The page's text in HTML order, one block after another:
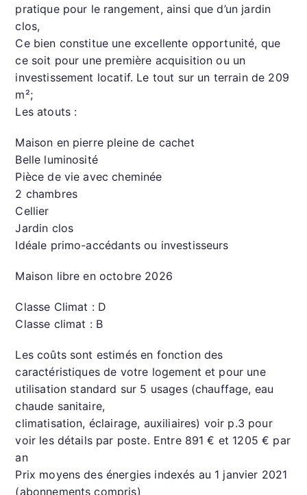
pratique pour le rangement, ainsi que d’un jardin
clos,
Ce bien constitue une excellente opportunité, que
ce soit pour une première acquisition ou un
investissement locatif. Le tout sur un terrain de 209
m²;
Les atouts :
Maison en pierre pleine de cachet
Belle luminosité
Pièce de vie avec cheminée
2 chambres
Cellier
Jardin clos
Idéale primo-accédants ou investisseurs
Maison libre en octobre 2026
Classe Climat : D
Classe climat : B
Les coûts sont estimés en fonction des
caractéristiques de votre logement et pour une
utilisation standard sur 5 usages (chauffage, eau
chaude sanitaire,
climatisation, éclairage, auxiliaires) voir p.3 pour
voir les détails par poste. Entre 891 € et 1205 € par
an
Prix moyens des énergies indexés au 1 janvier 2021
(abonnements compris)